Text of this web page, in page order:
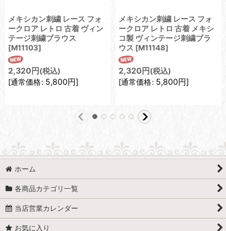
メキシカン刺繍 レース フォ
ークロア レトロ 古着 ヴィン
テージ刺繍ブラウス
[M11103]
2,320 円 (税込)
[通常価格: 5,800円]
メキシカン刺繍 レース フォ
ークロア レトロ 古着 メキシ
コ製 ヴィンテージ刺繍ブラ
ウス [M11148]
2,320 円 (税込)
[通常価格: 5,800円]
ホーム
各商品カテゴリ一覧
当店営業カレンダー
お気に入り